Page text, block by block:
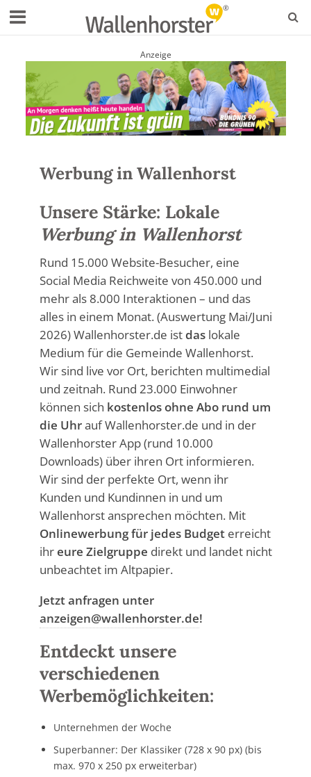
Anzeige
Werbung in Wallenhorst
Unsere Stärke: Lokale
Werbung in Wallenhorst
Rund 15.000 Website-Besucher, eine
Social Media Reichweite von 450.000 und
mehr als 8.000 Interaktionen – und das
alles in einem Monat. (Auswertung Mai/Juni
2026) Wallenhorster.de istdaslokale
Medium für die Gemeinde Wallenhorst.
Wir sind live vor Ort, berichten multimedial
und zeitnah. Rund 23.000 Einwohner
können sich kostenlos ohne Abo rund um
die Uhrauf Wallenhorster.de und in der
Wallenhorster App (rund 10.000
Downloads) über ihren Ort informieren.
Wir sind der perfekte Ort, wenn ihr
Kunden und Kundinnen in und um
Wallenhorst ansprechen möchten. Mit
Onlinewerbung für jedes Budgeterreicht
ihr eure Zielgruppe direkt und landet nicht
unbeachtet im Altpapier.
Jetzt anfragen unter
anzeigen@wallenhorster.de!
Entdeckt unsere
verschiedenen
Werbemöglichkeiten:
Unternehmen der Woche
Superbanner: Der Klassiker (728 x 90 px) (bis
max. 970 x 250 px erweiterbar)